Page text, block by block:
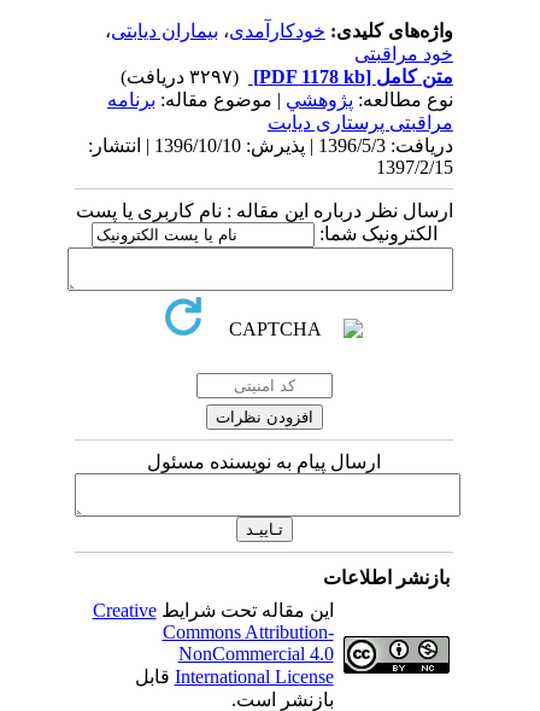
واژه‌های کلیدی:خودکارآمدی،بیماران دیابتی،
خود مراقبتی
متن کامل[PDF 1178 kb]
نوع مطالعه:پژوهشي| موضوع مقاله:برنامه
مراقبتی پرستاری دیابت
دریافت: 1396/5/3 | پذیرش: 1396/10/10 | انتشار:
1397/2/15
ارسال نظر درباره این مقاله : نام کاربری یا پست
الکترونیک شما:
ارسال پیام به نویسنده مسئول
بازنشر اطلاعات
این مقاله تحت شرایطCreative
Commons Attribution-
NonCommercial 4.0
International Licenseقابل
بازنشر است.